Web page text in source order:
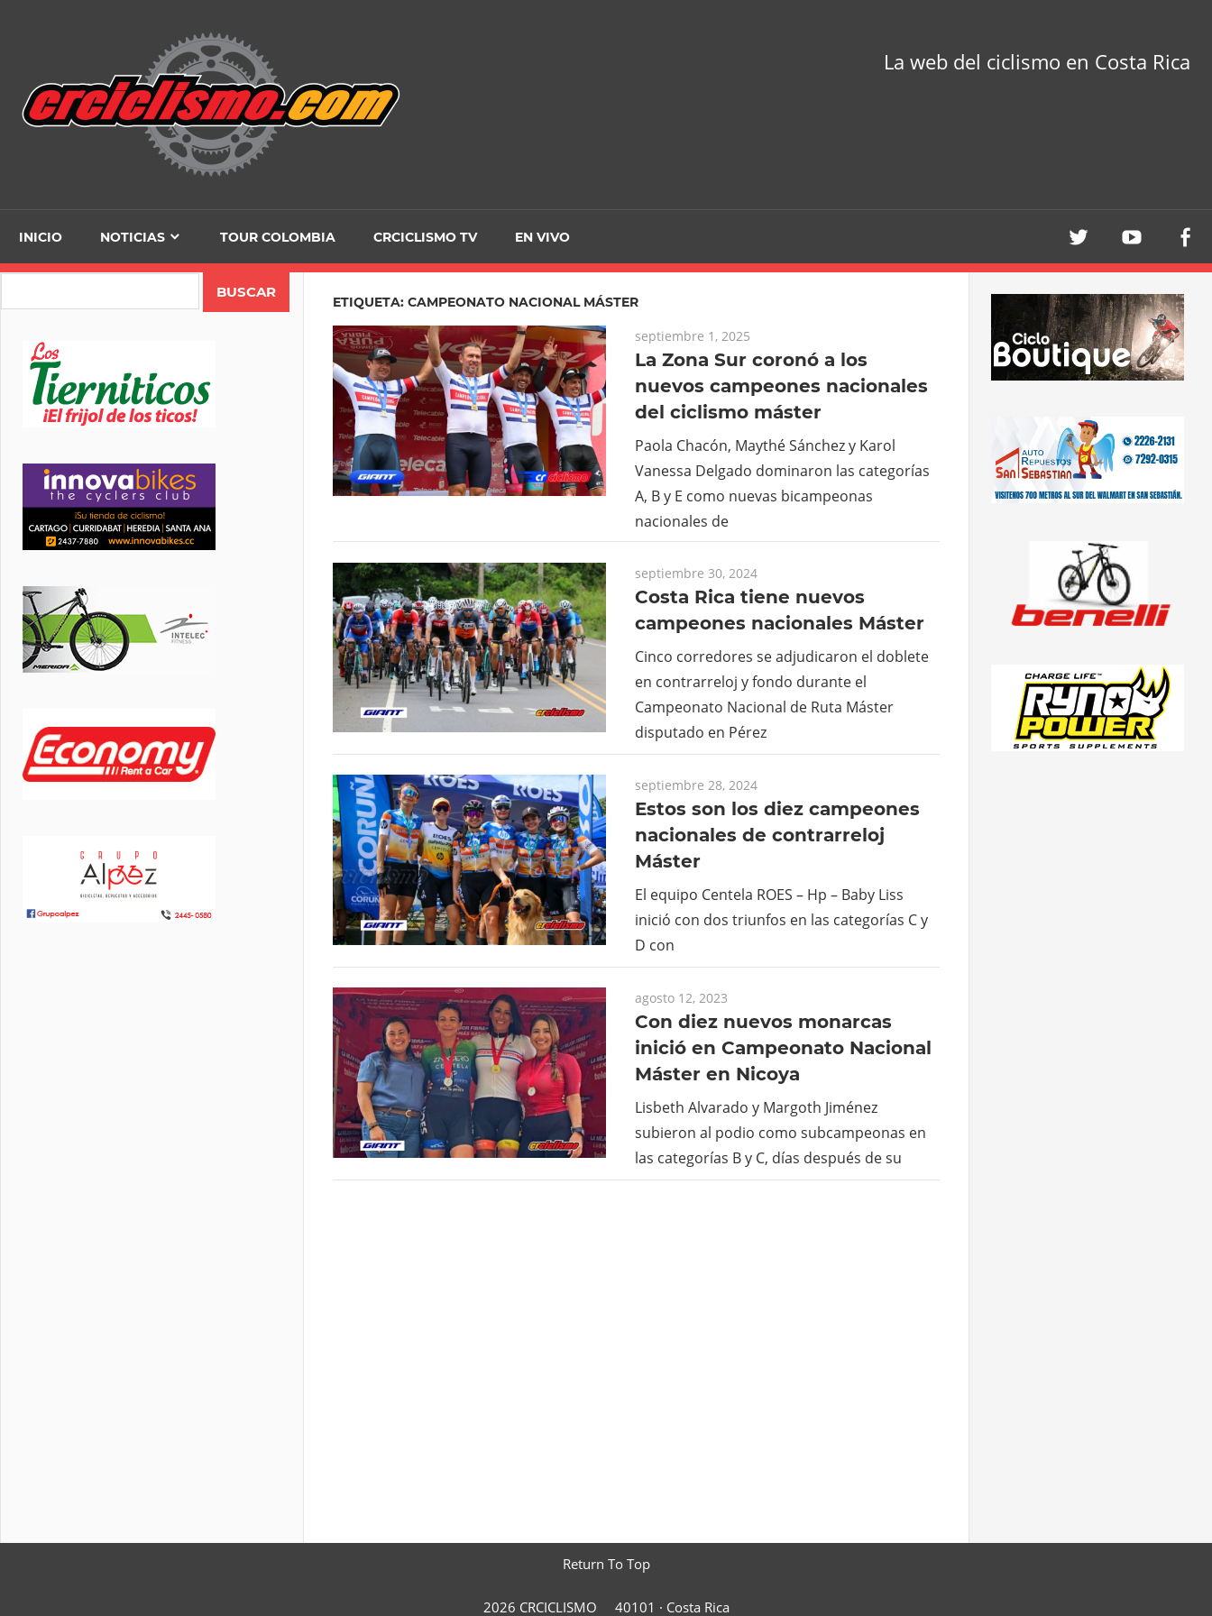
La web del ciclismo en Costa Rica
INICIO NOTICIAS TOUR COLOMBIA CRCICLISMO TV EN VIVO
ETIQUETA: CAMPEONATO NACIONAL MÁSTER
septiembre 1, 2025
La Zona Sur coronó a los
nuevos campeones nacionales
del ciclismo máster
Paola Chacón, Maythé Sánchez y Karol
Vanessa Delgado dominaron las categorías
A, B y E como nuevas bicampeonas
nacionales de
septiembre 30, 2024
Costa Rica tiene nuevos
campeones nacionales Máster
Cinco corredores se adjudicaron el doblete
en contrarreloj y fondo durante el
Campeonato Nacional de Ruta Máster
disputado en Pérez
septiembre 28, 2024
Estos son los diez campeones
nacionales de contrarreloj
Máster
El equipo Centela ROES – Hp – Baby Liss
inició con dos triunfos en las categorías C y
D con
agosto 12, 2023
Con diez nuevos monarcas
inició en Campeonato Nacional
Máster en Nicoya
Lisbeth Alvarado y Margoth Jiménez
subieron al podio como subcampeonas en
las categorías B y C, días después de su
Return To Top
2026 CRCICLISMO 40101 · Costa Rica